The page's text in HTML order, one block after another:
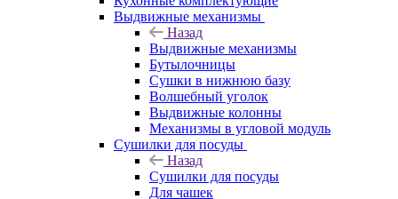
Выдвижные механизмы
Назад
Выдвижные механизмы
Бутылочницы
Сушки в нижнюю базу
Волшебный уголок
Выдвижные колонны
Механизмы в угловой модуль
Сушилки для посуды
Назад
Сушилки для посуды
Для чашек